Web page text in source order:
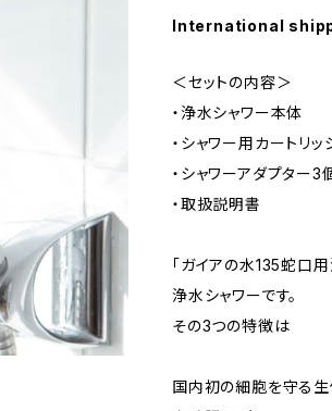
International
＜セットの内容＞
・浄水シャワー本体
・シャワー用カートリ
・シャワーアダプター3
・取扱説明書
「ガイアの水135蛇口
浄水シャワーです。
その3つの特徴は
国内初の細胞を守る生